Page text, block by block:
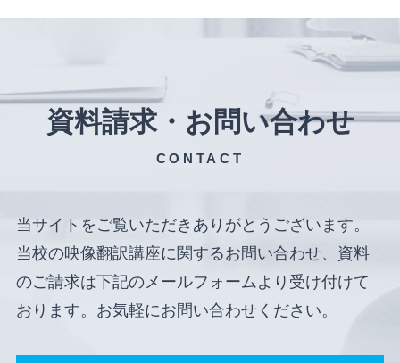
資料請求・お問い合わせ
CONTACT
当サイトをご覧いただきありがとうございます。
当校の映像翻訳講座に関するお問い合わせ、資料
のご請求は下記のメールフォームより受け付けて
おります。お気軽にお問い合わせください。